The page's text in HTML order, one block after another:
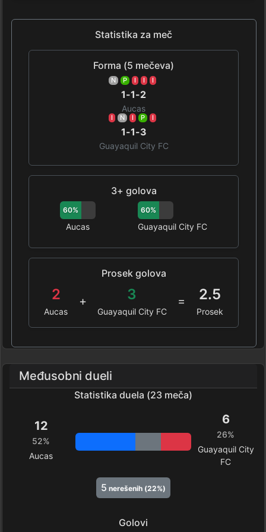
Statistika za meč
Forma (5 mečeva)
N P I I I
1-1-2
Aucas
I N I P I
1-1-3
Guayaquil City FC
3+ golova
60%
Aucas
60%
Guayaquil City FC
Prosek golova
2
Aucas
+ 3
Guayaquil City FC
= 2.5
Prosek
Međusobni dueli
Statistika duela (23 meča)
12
52%
Aucas
6
26%
Guayaquil City
FC
5 nerešenih (22%)
Golovi